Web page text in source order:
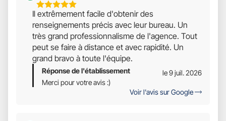
5
Étoiles
Sur
5
Il extrêmement facile d'obtenir des
renseignements précis avec leur bureau. Un
très grand professionnalisme de l'agence. Tout
peut se faire à distance et avec rapidité. Un
grand bravo à toute l'équipe.
Réponse de l'établissement
le 9 juil. 2026
Merci pour votre avis :)
Voir l'avis sur Google